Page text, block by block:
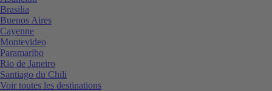
Brasilia
Buenos Aires
Cayenne
Montevideo
Paramaribo
Rio de Janeiro
Santiago du Chili
Voir toutes les destinations